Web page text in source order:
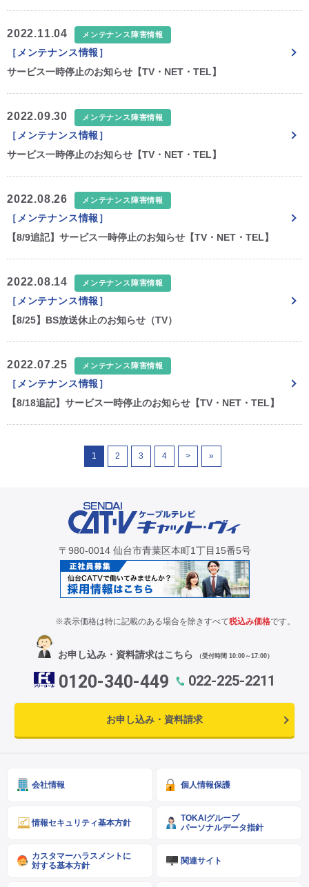
2022.11.04 メンテナンス障害情報
［メンテナンス情報］
サービス一時停止のお知らせ【TV・NET・TEL】
2022.09.30 メンテナンス障害情報
［メンテナンス情報］
サービス一時停止のお知らせ【TV・NET・TEL】
2022.08.26 メンテナンス障害情報
［メンテナンス情報］
【8/9追記】サービス一時停止のお知らせ【TV・NET・TEL】
2022.08.14 メンテナンス障害情報
［メンテナンス情報］
【8/25】BS放送休止のお知らせ（TV）
2022.07.25 メンテナンス障害情報
［メンテナンス情報］
【8/18追記】サービス一時停止のお知らせ【TV・NET・TEL】
1 2 3 4 > »
〒980-0014 仙台市青葉区本町1丁目15番5号
※表示価格は特に記載のある場合を除きすべて税込み価格です。
お申し込み・資料請求はこちら （受付時間 10:00～17:00）
0120-340-449 022-225-2211
お申し込み・資料請求
会社情報 個人情報保護
情報セキュリティ基本方針
TOKAIグループ
パーソナルデータ指針
カスタマーハラスメントに
対する基本方針
関連サイト